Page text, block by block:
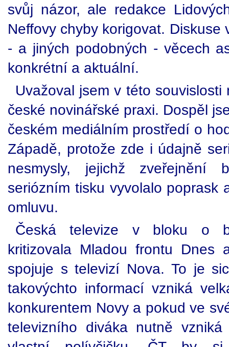
svůj názor, ale redakce
Neffovy chyby korigovat.
- a jiných podobných - věcech
konkrétní a aktuální.
Uvažoval jsem v této
české novinářské praxi. Dospěl
českém mediálním prostředí o
Západě, protože zde i údajně
nesmysly, jejichž zveřejnění
seriózním tisku vyvolalo poprask
omluvu.
Česká televize v bloku o
kritizovala Mladou frontu
spojuje s televizí Nova. To je
takovýchto informací vzniká
konkurentem Novy a pokud ve
televizního diváka nutně